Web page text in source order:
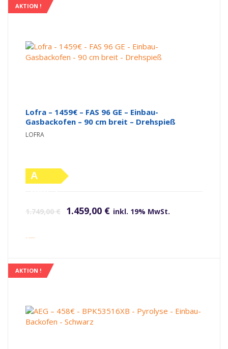
AKTION !
Lofra – 1459€ – FAS 96 GE – Einbau-
Gasbackofen – 90 cm breit – Drehspieß
LOFRA
A
1.749,00€ 1.459,00 € inkl. 19% MwSt.
inkl. Versandkosten
AKTION !